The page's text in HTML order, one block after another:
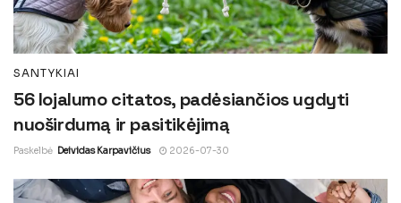
SANTYKIAI
56 lojalumo citatos, padėsiančios ugdyti
nuoširdumą ir pasitikėjimą
Paskelbė Deividas Karpavičius 2026-07-30